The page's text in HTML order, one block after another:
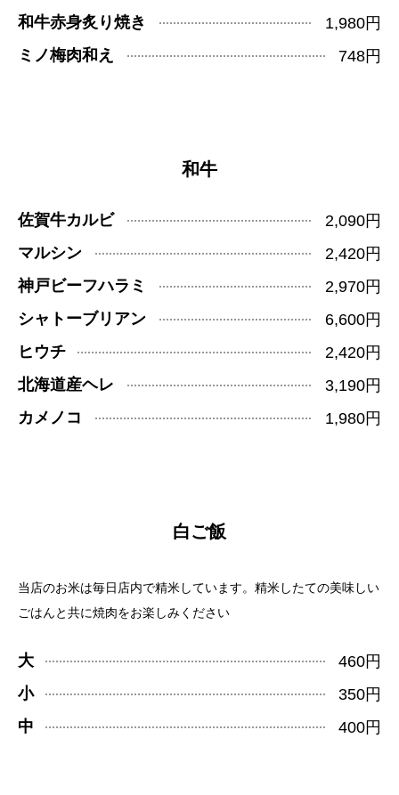
和牛赤身炙り焼き
1,980円
ミノ梅肉和え
748円
和牛
佐賀牛カルビ
2,090円
マルシン
2,420円
神戸ビーフハラミ
2,970円
シャトーブリアン
6,600円
ヒウチ
2,420円
北海道産ヘレ
3,190円
カメノコ
1,980円
白ご飯
当店のお米は毎日店内で精米しています。精米したての美味しい
ごはんと共に焼肉をお楽しみください
大
460円
小
350円
中
400円